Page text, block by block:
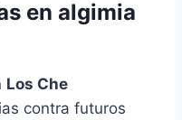
en algimia
Los Che
contra futuros